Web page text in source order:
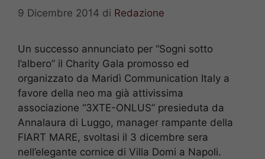
9 Dicembre 2014 di Redazione
Un successo annunciato per “Sogni sotto
l’albero” il Charity Gala promosso ed
organizzato da Maridì Communication Italy a
favore della neo ma già attivissima
associazione “3XTE-ONLUS” presieduta da
Annalaura di Luggo, manager rampante della
FIART MARE, svoltasi il 3 dicembre sera
nell’elegante cornice di Villa Domi a Napoli.